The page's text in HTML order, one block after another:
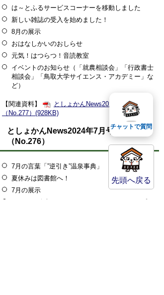
は～とふるサービスコーナーを移動しました
新しい雑誌の受入を始めました！
8月の展示
おはなしかいのおしらせ
元気！はつらつ！音読教室
イベントのお知らせ（「就農相談会」「行政書士
相談会」「鳥取大学サイエンス・アカデミー」な
ど）
【関連資料】
としょかんNews2024年8月号
（No.277）(928KB)
としょかんNews2024年7月号
（No.276）
7月の言葉「”逆引き”温泉事典」
夏休みは図書館へ！
7月の展示
先頭へ戻る
チャットで質問